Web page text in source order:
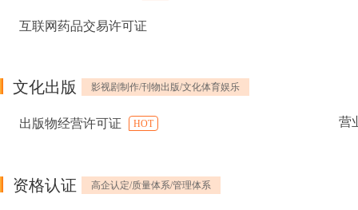
互联网药品交易许可证
文化出版 影视剧制作/刊物出版/文化体育娱乐
出版物经营许可证 HOT 营
资格认证 高企认定/质量体系/管理体系